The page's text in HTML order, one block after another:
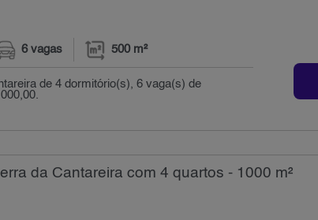
6 vagas 500 m²
de 4 dormitório(s), 6 vaga(s) de
da Cantareira com 4 quartos - 1000 m²